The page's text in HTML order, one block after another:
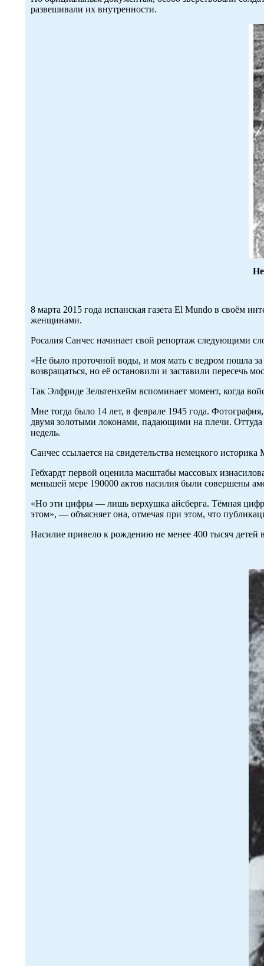
развешивали их внутренности.
8 марта 2015 года испанская газета El Mundo в своём
женщинами.
Росалия Санчес начинает свой репортаж следующими
«Не было проточной воды, и моя мать с ведром пошла
возвращаться, но её остановили и заставили пересечь
Так Элфриде Зельтенхейм вспоминает момент, когда
Мне тогда было 14 лет, в феврале 1945 года.
двумя золотыми локонами, падающими на плечи. Оттуда
недель.
Санчес ссылается на свидетельства немецкого
Гебхардт первой оценила масштабы массовых
меньшей мере 190000 актов насилия были совершены
«Но эти цифры — лишь верхушка айсберга. Тёмная
этом», — объясняет она, отмечая при этом, что
Насилие привело к рождению не менее 400 тысяч детей